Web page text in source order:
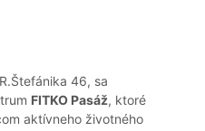
46, sa
FITKO Pasáž, ktoré
aktívneho životného